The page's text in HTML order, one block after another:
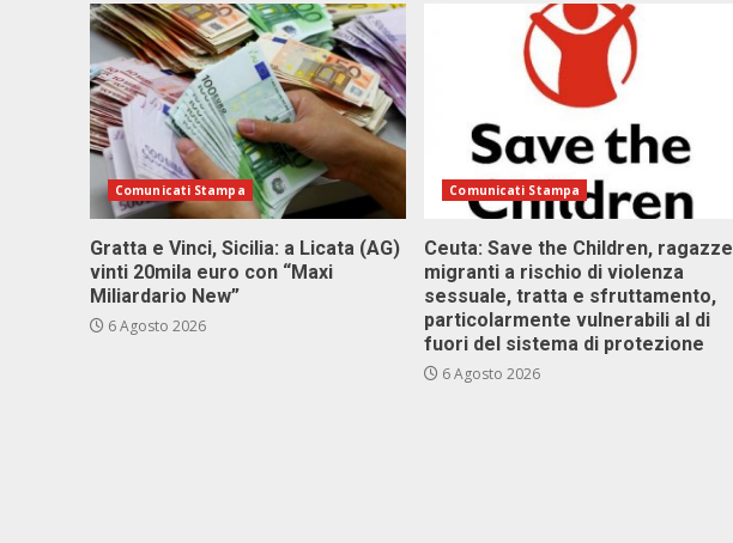
Comunicati Stampa
Gratta e Vinci, Sicilia: a Licata (AG)
vinti 20mila euro con “Maxi
Miliardario New”
6 Agosto 2026
Comunicati Stampa
Ceuta: Save the Children, ragazze
migranti a rischio di violenza
sessuale, tratta e sfruttamento,
particolarmente vulnerabili al di
fuori del sistema di protezione
6 Agosto 2026